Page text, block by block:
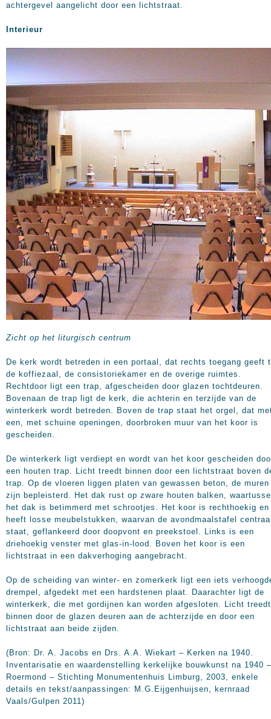
achtergevel aangelicht door een lichtstraat.
Interieur
Zicht op het liturgisch centrum
De kerk wordt betreden in een portaal, dat rechts toegang geeft
de koffiezaal, de consistoriekamer en de overige ruimtes.
Rechtdoor ligt een trap, afgescheiden door glazen tochtdeuren.
Bovenaan de trap ligt de kerk, die achterin en terzijde van de
winterkerk wordt betreden. Boven de trap staat het orgel, dat
een, met schuine openingen, doorbroken muur van het koor is
gescheiden.
De winterkerk ligt verdiept en wordt van het koor gescheiden
een houten trap. Licht treedt binnen door een lichtstraat boven
trap. Op de vloeren liggen platen van gewassen beton, de muren
zijn bepleisterd. Het dak rust op zware houten balken,
het dak is betimmerd met schrootjes. Het koor is rechthoekig en
heeft losse meubelstukken, waarvan de avondmaalstafel
staat, geflankeerd door doopvont en preekstoel. Links is een
driehoekig venster met glas-in-lood. Boven het koor is een
lichtstraat in een dakverhoging aangebracht.
Op de scheiding van winter- en zomerkerk ligt een iets
drempel, afgedekt met een hardstenen plaat. Daarachter ligt de
winterkerk, die met gordijnen kan worden afgesloten. Licht treedt
binnen door de glazen deuren aan de achterzijde en door een
lichtstraat aan beide zijden.
(Bron: Dr. A. Jacobs en Drs. A.A. Wiekart – Kerken na 1940.
Inventarisatie en waardenstelling kerkelijke bouwkunst na 1940 –
Roermond – Stichting Monumentenhuis Limburg, 2003, enkele
details en tekst/aanpassingen: M.G.Eijgenhuijsen, kernraad
Vaals/Gulpen 2011)